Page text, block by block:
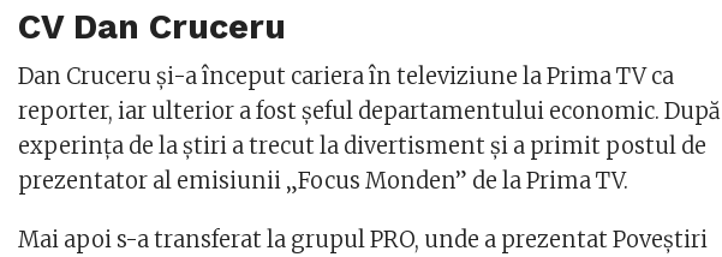
CV Dan Cruceru
Dan Cruceru și-a început cariera în televiziune la Prima TV ca
reporter, iar ulterior a fost șeful departamentului economic. După
experința de la știri a trecut la divertisment și a primit postul de
prezentator al emisiunii „Focus Monden” de la Prima TV.
Mai apoi s-a transferat la grupul PRO, unde a prezentat Poveștiri